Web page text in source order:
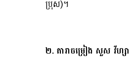
ប្រុស)។
២. តារាចម្រៀង សួស វីហ្សា